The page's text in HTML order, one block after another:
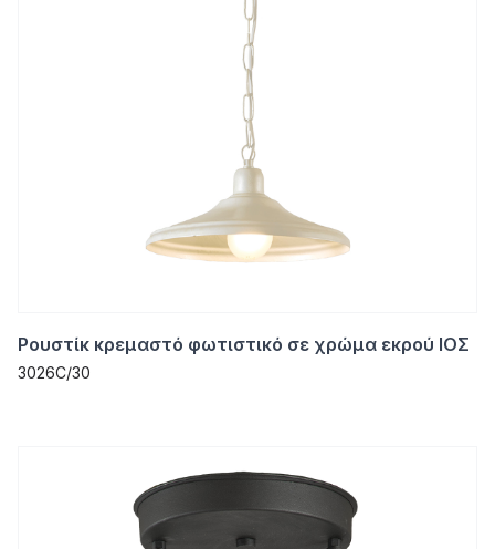
Ρουστίκ κρεμαστό φωτιστικό σε χρώμα εκρού ΙΟΣ
3026C/30